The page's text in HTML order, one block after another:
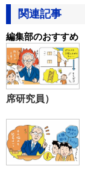
関連記事
編集部のおすすめ
席研究員）